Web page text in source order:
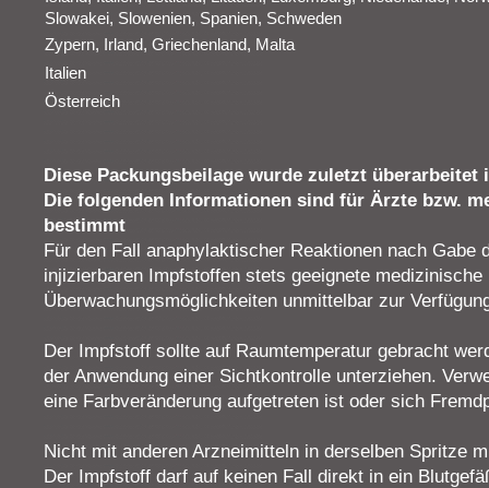
Slowakei, Slowenien, Spanien, Schweden
Zypern, Irland, Griechenland, Malta
Italien
Österreich
Diese Packungsbeilage wurde zuletzt überarbeitet
Die folgenden Informationen sind für Ärzte bzw.
bestimmt
Für den Fall anaphylaktischer Reaktionen nach
injizierbaren Impfstoffen stets geeignete medizinische
Überwachungsmöglichkeiten unmittelbar zur
Der Impfstoff sollte auf Raumtemperatur gebracht
der Anwendung einer Sichtkontrolle unterziehen.
eine Farbveränderung aufgetreten ist oder sich
Nicht mit anderen Arzneimitteln in derselben Spritze
Der Impfstoff darf auf keinen Fall direkt in ein